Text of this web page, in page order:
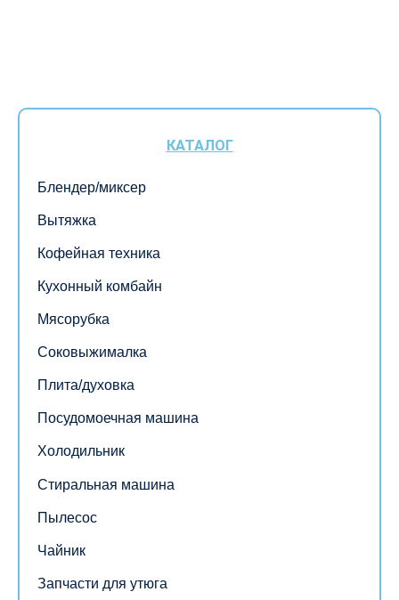
КАТАЛОГ
Блендер/миксер
Вытяжка
Кофейная техника
Кухонный комбайн
Мясорубка
Соковыжималка
Плита/духовка
Посудомоечная машина
Холодильник
Стиральная машина
Пылесос
Чайник
Запчасти для утюга